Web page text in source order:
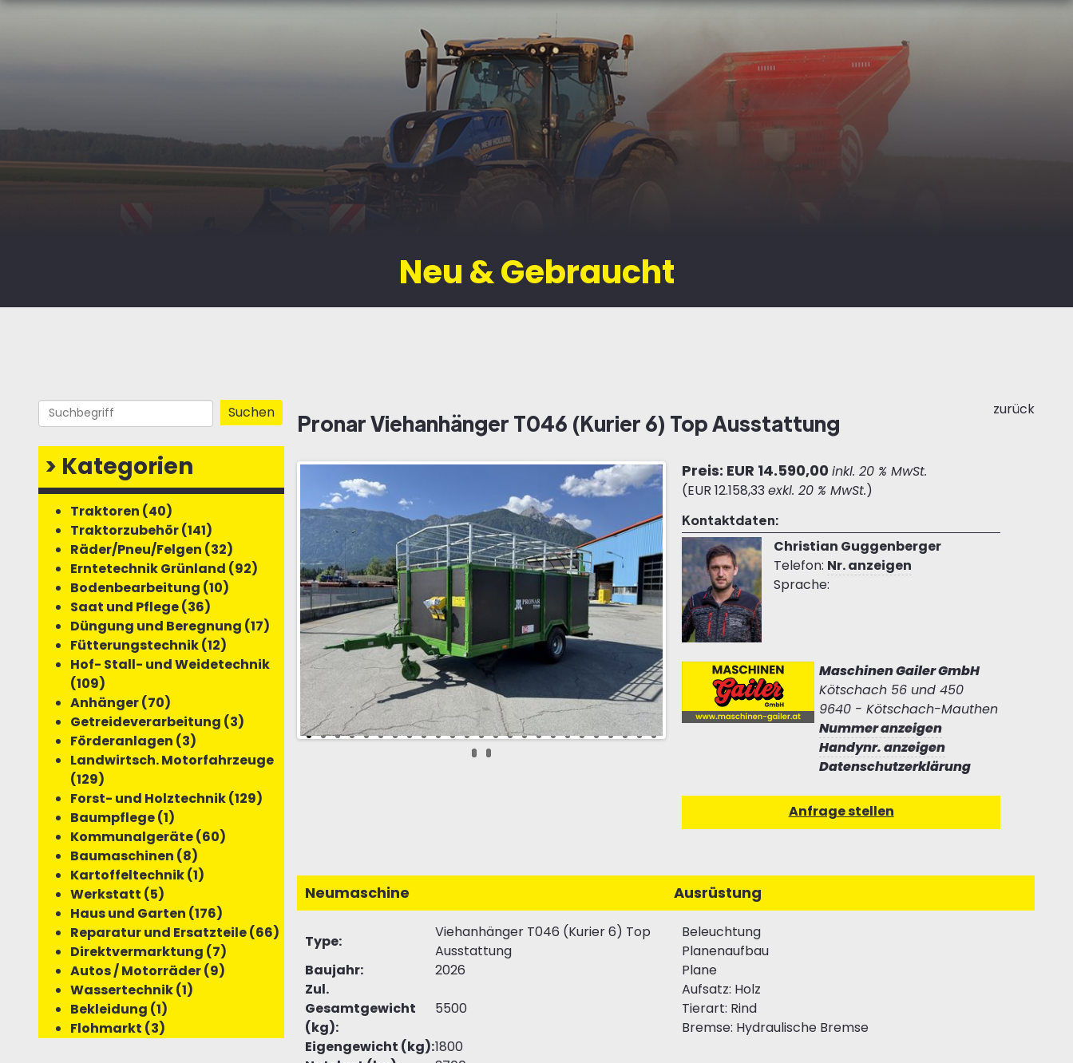
Neu & Gebraucht
> Kategorien
Traktoren (40)
Traktorzubehör (141)
Räder/Pneu/Felgen (32)
Erntetechnik Grünland (92)
Bodenbearbeitung (10)
Saat und Pflege (36)
Düngung und Beregnung (17)
Fütterungstechnik (12)
Hof- Stall- und Weidetechnik
(109)
Anhänger (70)
Getreideverarbeitung (3)
Förderanlagen (3)
Landwirtsch. Motorfahrzeuge
(129)
Forst- und Holztechnik (129)
Baumpflege (1)
Kommunalgeräte (60)
Baumaschinen (8)
Kartoffeltechnik (1)
Werkstatt (5)
Haus und Garten (176)
Reparatur und Ersatzteile (66)
Direktvermarktung (7)
Autos / Motorräder (9)
Wassertechnik (1)
Bekleidung (1)
Flohmarkt (3)
Pronar Viehanhänger T046 (Kurier 6) Top Ausstattung
zurück
Preis: EUR 14.590,00 inkl. 20 % MwSt.
(EUR 12.158,33 exkl. 20 % MwSt.)
Kontaktdaten:
Christian Guggenberger
Telefon: Nr. anzeigen
Sprache:
Maschinen Gailer GmbH
Kötschach 56 und 450
9640 - Kötschach-Mauthen
Nummer anzeigen
Handynr. anzeigen
Datenschutzerklärung
Neumaschine
Type:
Viehanhänger T046 (Kurier 6) Top
Ausstattung
Baujahr:
2026
Zul.
Gesamtgewicht
(kg):
5500
Eigengewicht (kg):1800
Ausrüstung
Beleuchtung
Planenaufbau
Plane
Aufsatz: Holz
Tierart: Rind
Bremse: Hydraulische Bremse